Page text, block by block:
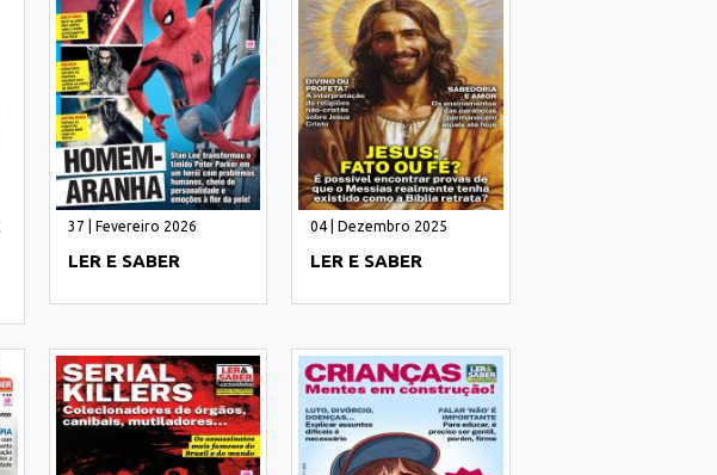
37 | Fevereiro 2026
LER E SABER
04 | Dezembro 2025
LER E SABER